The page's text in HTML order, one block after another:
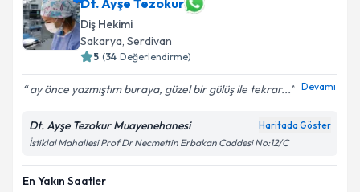
E-posta Adresiniz
Kişisel verilerimin işlenmesine ilişkinAydınlatma
kapsamda işlenmesini kabul ediyorum.
Takvim Talebini Gönder
Dt. Ayşe Tezokur
Diş Hekimi
Sakarya, Serdivan
5 (34 Değerlendirme)
ay önce yazmıştım buraya, güzel bir gülüş ile tekrar... Devamı
Dt. Ayşe Tezokur Muayenehanesi Haritada Göster
İstiklal Mahallesi Prof Dr Necmettin Erbakan Caddesi No:12/C
En Yakın Saatler